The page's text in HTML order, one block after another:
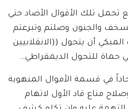
تلك الأقوال الأضاد حتي
والجنون وصلتم وتبرعتم
أن يتحول ((الانقلابيين
حماة للتحول الديمقراطي…
في قسمة الأموال المنهوبة
مناع قاد الأول لاتهام